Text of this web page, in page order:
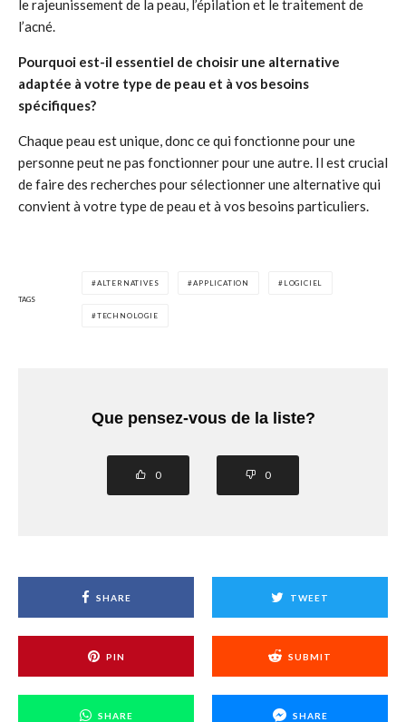
le rajeunissement de la peau, l’épilation et le traitement de
l’acné.
Pourquoi est-il essentiel de choisir une alternative
adaptée à votre type de peau et à vos besoins
spécifiques?
Chaque peau est unique, donc ce qui fonctionne pour une
personne peut ne pas fonctionner pour une autre. Il est crucial
de faire des recherches pour sélectionner une alternative qui
convient à votre type de peau et à vos besoins particuliers.
TAGS
ALTERNATIVES APPLICATION LOGICIEL
TECHNOLOGIE
Que pensez-vous de la liste?
0 0
SHARE TWEET
PIN SUBMIT
SHARE SHARE